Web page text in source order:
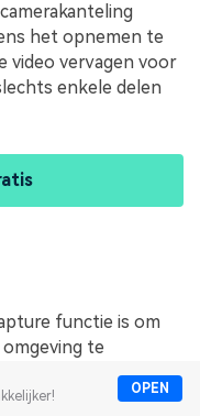
OPEN
het opnemen te
video vervagen voor
enkele delen
functie is om
te
dat geldt slechts
alternatieven zijn.